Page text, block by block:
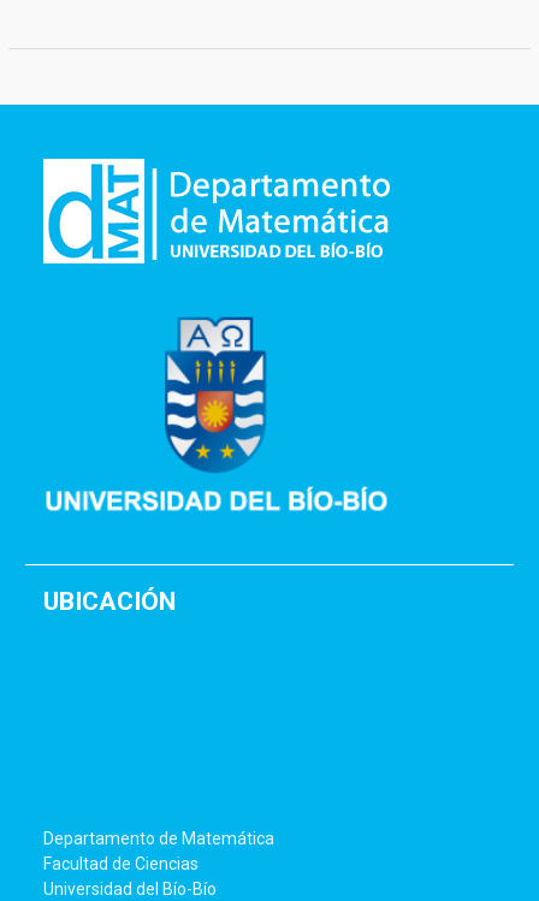
UBICACIÓN
Departamento de Matemática
Facultad de Ciencias
Universidad del Bío-Bío